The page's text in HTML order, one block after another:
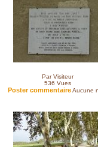
Par Visiteur
536 Vues
Poster commentaireAucune